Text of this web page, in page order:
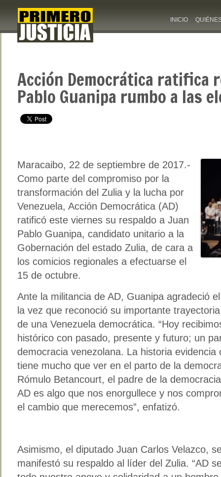
INICIO
Acción Democrática ratifica
Pablo Guanipa rumbo a las
Maracaibo, 22 de septiembre de 2017.-
Como parte del compromiso por la
transformación del Zulia y la lucha por
Venezuela, Acción Democrática (AD)
ratificó este viernes su respaldo a Juan
Pablo Guanipa, candidato unitario a la
Gobernación del estado Zulia, de cara a
los comicios regionales a efectuarse el
15 de octubre.
Ante la militancia de AD, Guanipa agradeció
la vez que reconoció su importante
de una Venezuela democrática. “Hoy
histórico con pasado, presente y futuro; un
democracia venezolana. La historia evidencia
tiene mucho que ver en el parto de la
Rómulo Betancourt, el padre de la
AD es algo que nos enorgullece y nos
el cambio que merecemos”, enfatizó.
Asimismo, el diputado Juan Carlos Velazco,
manifestó su respaldo al líder del Zulia. “AD